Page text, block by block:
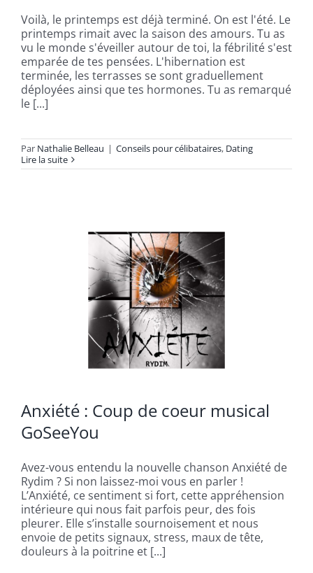
Voilà, le printemps est déjà terminé. On est l'été. Le
printemps rimait avec la saison des amours. Tu as
vu le monde s'éveiller autour de toi, la fébrilité s'est
emparée de tes pensées. L'hibernation est
terminée, les terrasses se sont graduellement
déployées ainsi que tes hormones. Tu as remarqué
le [...]
Par Nathalie Belleau | Conseils pour célibataires, Dating
Lire la suite
Anxiété : Coup de coeur musical
GoSeeYou
Avez-vous entendu la nouvelle chanson Anxiété de
Rydim ? Si non laissez-moi vous en parler !
L’Anxiété, ce sentiment si fort, cette appréhension
intérieure qui nous fait parfois peur, des fois
pleurer. Elle s’installe sournoisement et nous
envoie de petits signaux, stress, maux de tête,
douleurs à la poitrine et [...]